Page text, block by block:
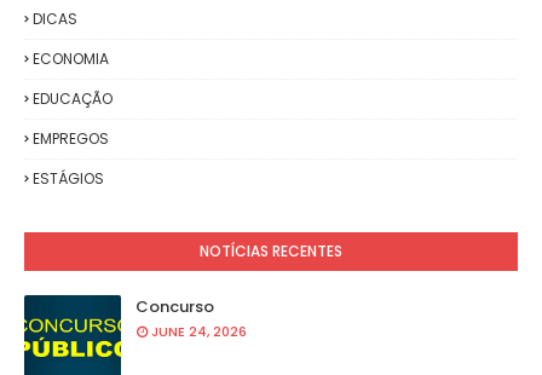
DICAS
ECONOMIA
EDUCAÇÃO
EMPREGOS
ESTÁGIOS
NOTÍCIAS RECENTES
Concurso
JUNE 24, 2026